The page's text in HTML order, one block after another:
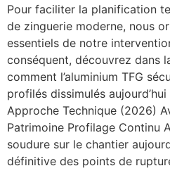
Pour faciliter la planification
de zinguerie moderne, nous
essentiels de notre
conséquent, découvrez dans
comment l’aluminium TFG
profilés dissimulés
Approche Technique (2026)
Patrimoine Profilage Continu
soudure sur le chantier
définitive des points de